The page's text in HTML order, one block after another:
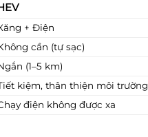
+ Điện
cần (tự sạc)
(1–5 km)
kiệm, thân thiện môi trường
điện không được xa